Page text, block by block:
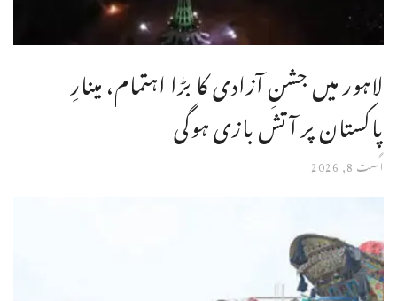
لاہور میں جشنِ آزادی کا بڑا اہتمام، مینارِ
پاکستان پر آتش بازی ہوگی
اگست 8, 2026